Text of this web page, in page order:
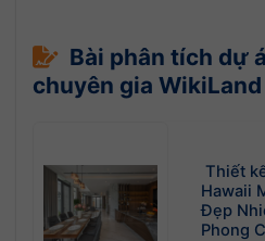
Bài phân tích dự
chuyên gia WikiLand
Thiết
Hawaii
Đẹp
Phong